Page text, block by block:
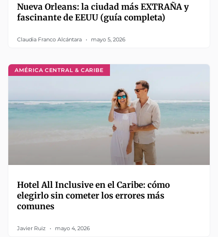
Nueva Orleans: la ciudad más EXTRAÑA y
fascinante de EEUU (guía completa)
Claudia Franco Alcántara mayo 5, 2026
AMÉRICA CENTRAL & CARIBE
Hotel All Inclusive en el Caribe: cómo
elegirlo sin cometer los errores más
comunes
Javier Ruiz mayo 4, 2026